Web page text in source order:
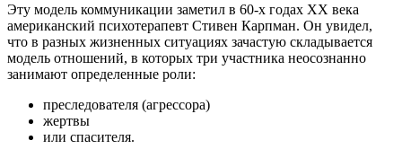
Эту модель коммуникации заметил в 60-х годах XX века
американский психотерапевт Стивен Карпман. Он увидел,
что в разных жизненных ситуациях зачастую складывается
модель отношений, в которых три участника неосознанно
занимают определенные роли:
преследователя (агрессора)
жертвы
или спасителя.